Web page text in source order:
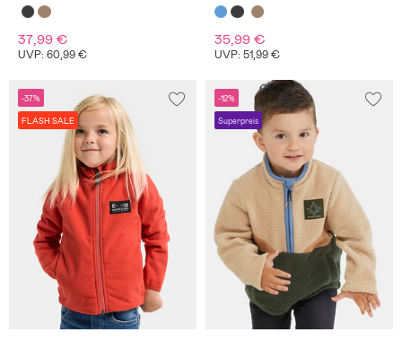
37,99 €
UVP: 60,99 €
35,99 €
UVP: 51,99 €
-37%
FLASH SALE
-12%
Superpreis